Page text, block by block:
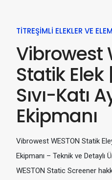
TITREŞIMLI ELEKLER VE
Vibrowest
Statik Elek
Sıvı-Katı
Ekipmanı
Vibrowest WESTON Statik
Ekipmanı – Teknik ve Detaylı
WESTON Static Screener